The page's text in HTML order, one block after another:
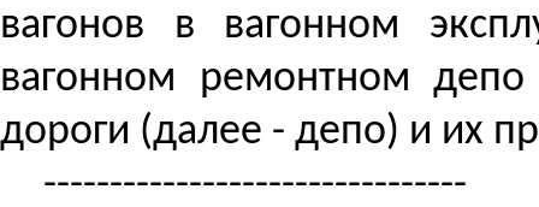
вагонов в вагонном
вагонном ремонтном
дороги (далее - депо) и их
--------------------------------